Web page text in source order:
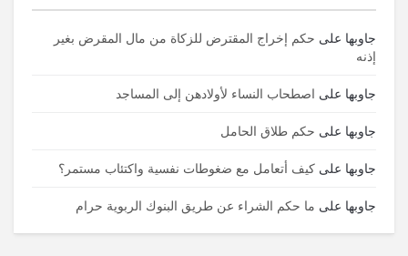
جاوبها على حكم إخراج المقترض للزكاة من مال المقرض بغير
إذنه
جاوبها على اصطحاب النساء لأولادهن إلى المساجد
جاوبها على حكم طلاق الحامل
جاوبها على كيف أتعامل مع ضغوطات نفسية واكتئاب مستمر؟
جاوبها على ما حكم الشراء عن طريق البنوك الربوية حرام